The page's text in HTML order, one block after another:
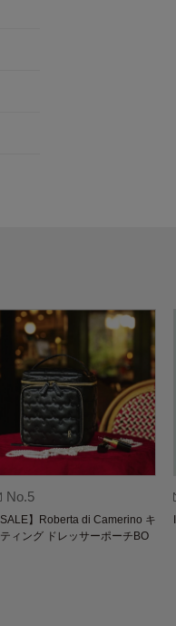
No.5
】Roberta di Camerino キ
ィング ドレッサーポーチBO